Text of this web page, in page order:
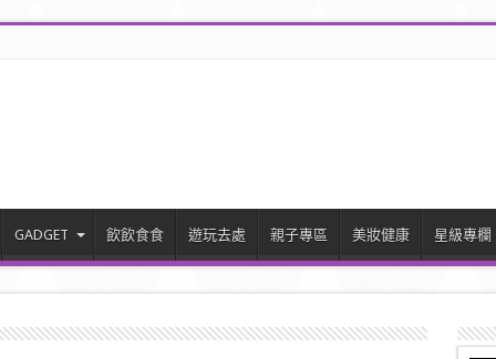
GADGET 飲飲食食 遊玩去處 親子專區 美妝健康 星級專欄